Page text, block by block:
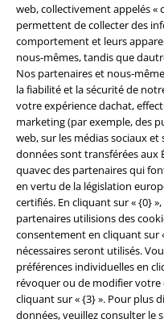
web, collectivement appelés «
permettent de collecter des
comportement et leurs
nous-mêmes, tandis que
Nos partenaires et nous-
la fiabilité et la sécurité de
votre expérience dachat,
marketing (par exemple, des
web, sur les médias sociaux et
données sont transférées aux
quavec des partenaires qui
en vertu de la législation
certifiés. En cliquant sur « {0}
partenaires utilisions des
consentement en cliquant sur
nécessaires seront utilisés.
préférences individuelles en
révoquer ou de modifier
cliquant sur « {3} ». Pour plus
données, veuillez consulter le
Légal
Conditions générales
Éditeur
Clauses de confidentialité
Élimination des déchets et
Déclaration de Conformité